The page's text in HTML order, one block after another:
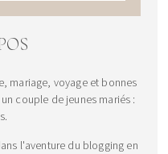
mariage, voyage et bonnes
couple de jeunes mariés :
l'aventure du blogging en